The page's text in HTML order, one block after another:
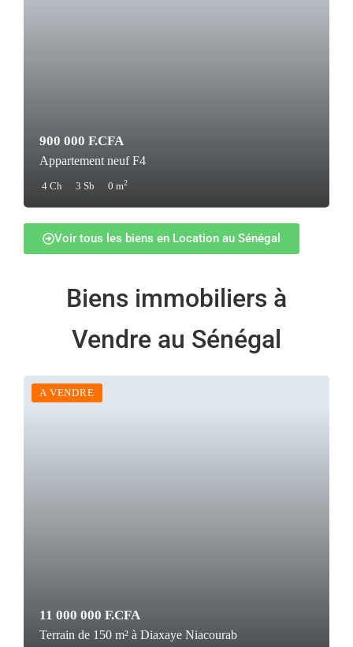
900 000 F.CFA
Appartement neuf F4
4 Ch 3 Sb 0 m2
Voir tous les biens en Location au Sénégal
Biens immobiliers à
Vendre au Sénégal
A VENDRE
11 000 000 F.CFA
Terrain de 150 m² à Diaxaye Niacourab